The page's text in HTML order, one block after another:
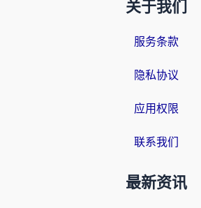
关于我们
服务条款
隐私协议
应用权限
联系我们
最新资讯